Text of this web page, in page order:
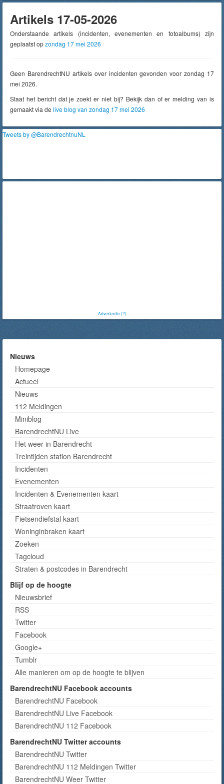
Artikels 17-05-2026
Onderstaande artikels (incidenten, evenementen en fotoalbums) zijn
geplaatst opzondag 17 mei 2026
Geen BarendrechtNU artikels over incidenten gevonden voor zondag 17
mei 2026.
Staat het bericht dat je zoekt er niet bij? Bekijk dan of er melding van is
gemaakt via de live blog van zondag 17 mei 2026
Tweets by @BarendrechtnuNL
-Advertentie (?)-
Nieuws
Homepage
Actueel
Nieuws
112 Meldingen
Miniblog
BarendrechtNU Live
Het weer in Barendrecht
Treintijden station Barendrecht
Incidenten
Evenementen
Incidenten & Evenementen kaart
Straatroven kaart
Fietsendiefstal kaart
Woninginbraken kaart
Zoeken
Tagcloud
Straten & postcodes in Barendrecht
Blijf op de hoogte
Nieuwsbrief
RSS
Twitter
Facebook
Google+
Tumblr
Alle manieren om op de hoogte te blijven
BarendrechtNU Facebook accounts
BarendrechtNU Facebook
BarendrechtNU Live Facebook
BarendrechtNU 112 Facebook
BarendrechtNU Twitter accounts
BarendrechtNU Twitter
BarendrechtNU 112 Meldingen Twitter
BarendrechtNU Weer Twitter